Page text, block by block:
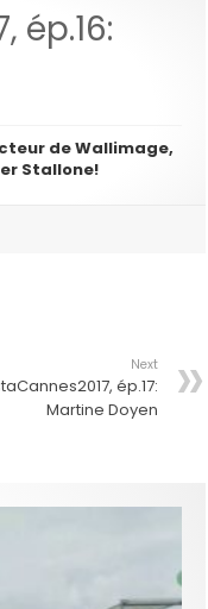
ép.16:
de Wallimage,
Stallone!
Next
ép.17:
Martine Doyen